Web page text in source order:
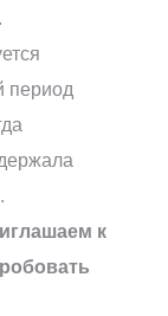
период
к